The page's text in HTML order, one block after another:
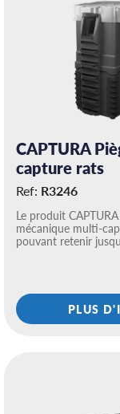
CAPTURA
capture rats
Ref: R3246
Le produit
mécanique multi-
pouvant retenir
PLUS